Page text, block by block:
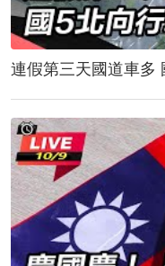
連假第三天國道車多